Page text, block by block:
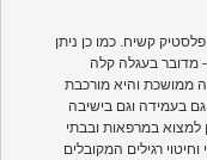
קשיח. כמו כן ניתן
מדובר בעגלה קלה
ממושכת והיא מורכבת
בעמידה וגם בישיבה
למצוא במרפאות ובבתי
רגילים המקובלים